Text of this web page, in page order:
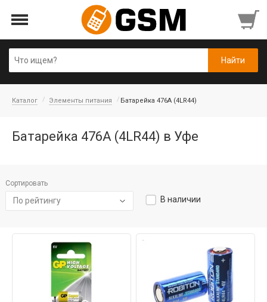
Каталог Элементы питания Батарейка 476A (4LR44)
Батарейка 476A (4LR44) в Уфе
Сортировать
По рейтингу В наличии